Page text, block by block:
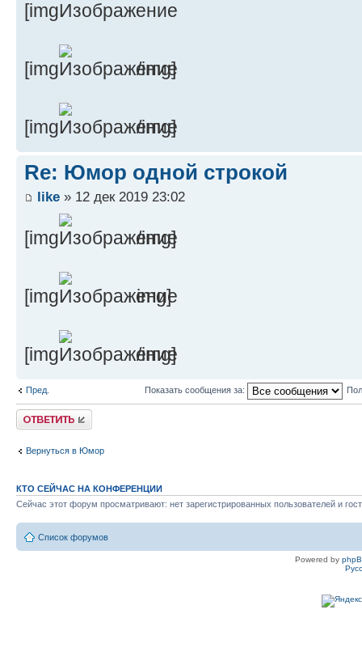
[img
[img /img]
[img /img]
Re: Юмор одной строкой
like » 12 дек 2019 23:02
[img /img]
[img img]
[img /img]
Пред. Показать сообщения за:
Ответить
Вернуться в Юмор
КТО СЕЙЧАС НА КОНФЕРЕНЦИИ
Сейчас этот форум просматривают: нет зарегистрированных пользователей и
Список форумов
Powered by